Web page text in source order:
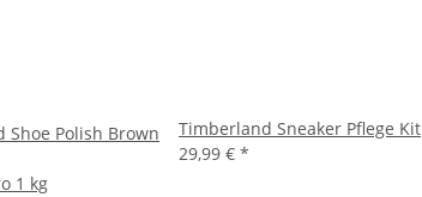
Shoe Polish Brown
1 kg
Timberland Sneaker Pflege Kit
29,99 € *